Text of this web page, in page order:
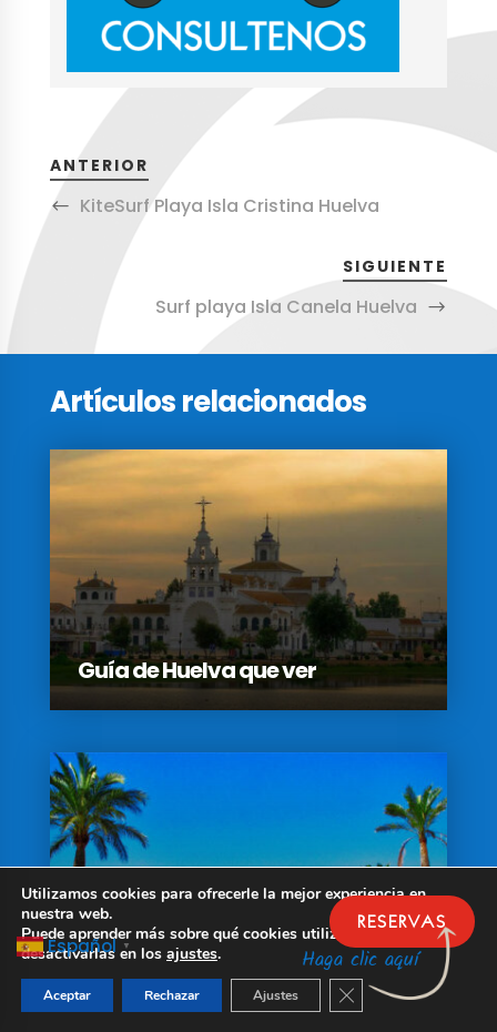
RESERVAS
Haga clic aquí
ANTERIOR
KiteSurf Playa Isla Cristina Huelva
SIGUIENTE
Surf playa Isla Canela Huelva
Artículos relacionados
Guía de Huelva que ver
Guía de Huelva dónde dormir en
Matalascañas
Español ▼
Utilizamos cookies para ofrecerle la mejor experiencia en
nuestra web.
Puede aprender más sobre qué cookies utilizamos o
desactivarlas en los ajustes.
Aceptar Rechazar Ajustes Cerrar el banner de